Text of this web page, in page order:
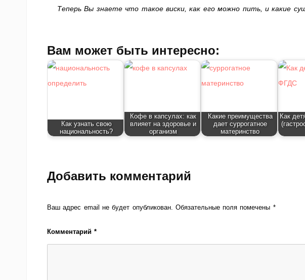
Теперь Вы знаете что такое виски, как его можно пить, и какие
Вам может быть интересно:
Как узнать свою
национальность?
Кофе в капсулах: как
влияет на здоровье и
организм
Какие преимущества
дает суррогатное
материнство
Как
Добавить комментарий
Ваш адрес email не будет опубликован. Обязательные поля помечены *
Комментарий*